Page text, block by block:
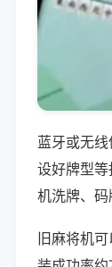
蓝牙或无
设好牌型
机洗牌、码
旧麻将机